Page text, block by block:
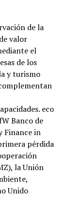
de la
valor
el
de los
y turismo
eco
Banco de
Finance in
pérdida
la Unión
Unido